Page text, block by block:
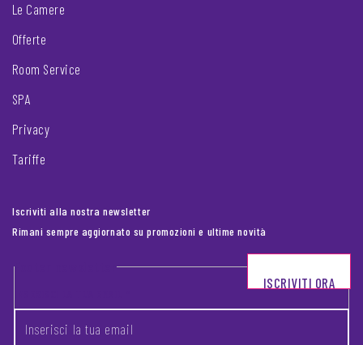
Le Camere
Offerte
Room Service
SPA
Privacy
Tariffe
Iscriviti alla nostra newsletter
Rimani sempre aggiornato su promozioni e ultime novità
Footer newsletter
ISCRIVITI ORA